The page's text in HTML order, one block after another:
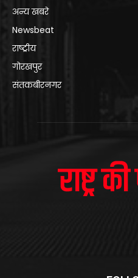
अन्य खबरे
Newsbeat
राष्ट्रीय
गोरखपुर
संतकबीरनगर